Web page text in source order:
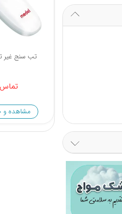
تب سنج غیر
تماس
مشاهده و